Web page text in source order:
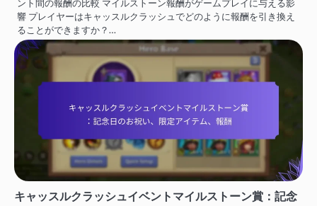
ント間の報酬の比較 マイルストーン報酬がゲームプレイに与える影
響 プレイヤーはキャッスルクラッシュでどのように報酬を引き換え
ることができますか？…
キャッスルクラッシュイベントマイルストーン賞：記念